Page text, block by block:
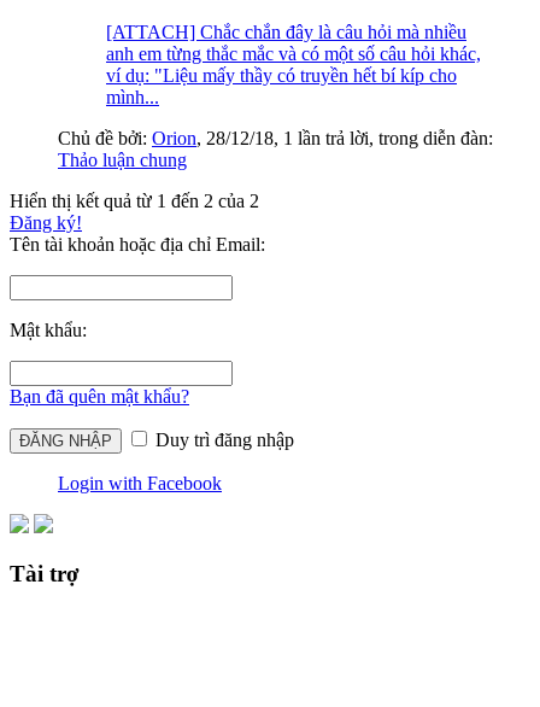
[ATTACH] Chắc chắn đây là câu hỏi mà nhiều
anh em từng thắc mắc và có một số câu hỏi khác,
ví dụ: "Liệu mấy thầy có truyền hết bí kíp cho
mình...
Chủ đề bởi: Orion, 28/12/18, 1 lần trả lời, trong diễn đàn:
Thảo luận chung
Hiển thị kết quả từ 1 đến 2 của 2
Đăng ký!
Tên tài khoản hoặc địa chỉ Email:
Mật khẩu:
Bạn đã quên mật khẩu?
Duy trì đăng nhập
Login with Facebook
Tài trợ